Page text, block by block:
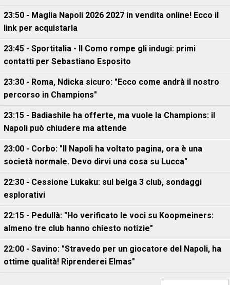
23:50 - Maglia Napoli 2026 2027 in vendita online! Ecco il
link per acquistarla
23:45 - Sportitalia - Il Como rompe gli indugi: primi
contatti per Sebastiano Esposito
23:30 - Roma, Ndicka sicuro: "Ecco come andrà il nostro
percorso in Champions"
23:15 - Badiashile ha offerte, ma vuole la Champions: il
Napoli può chiudere ma attende
23:00 - Corbo: "Il Napoli ha voltato pagina, ora è una
società normale. Devo dirvi una cosa su Lucca"
22:30 - Cessione Lukaku: sul belga 3 club, sondaggi
esplorativi
22:15 - Pedullà: "Ho verificato le voci su Koopmeiners:
almeno tre club hanno chiesto notizie"
22:00 - Savino: "Stravedo per un giocatore del Napoli, ha
ottime qualità! Riprenderei Elmas"